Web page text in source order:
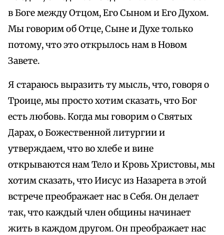
в Боге между Отцом, Его Сыном и Его Духом.
Мы говорим об Отце, Сыне и Духе только
потому, что это открылось нам в Новом
Завете.
Я стараюсь выразить ту мысль, что, говоря о
Троице, мы просто хотим сказать, что Бог
есть любовь. Когда мы говорим о Святых
Дарах, о Божественной литургии и
утверждаем, что во хлебе и вине
открываются нам Тело и Кровь Христовы, мы
хотим сказать, что Иисус из Назарета в этой
встрече преображает нас в Себя. Он делает
так, что каждый член общины начинает
жить в каждом другом. Он преображает нас